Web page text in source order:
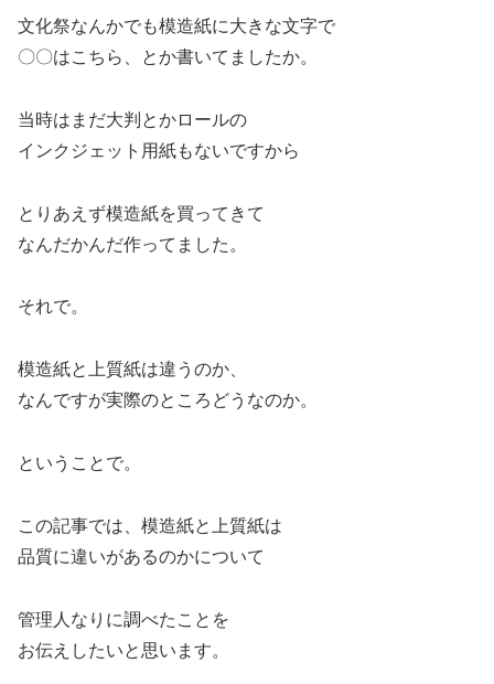
文化祭なんかでも模造紙に大きな文字で
〇〇はこちら、とか書いてましたか。
当時はまだ大判とかロールの
インクジェット用紙もないですから
とりあえず模造紙を買ってきて
なんだかんだ作ってました。
それで。
模造紙と上質紙は違うのか、
なんですが実際のところどうなのか。
ということで。
この記事では、模造紙と上質紙は
品質に違いがあるのかについて
管理人なりに調べたことを
お伝えしたいと思います。